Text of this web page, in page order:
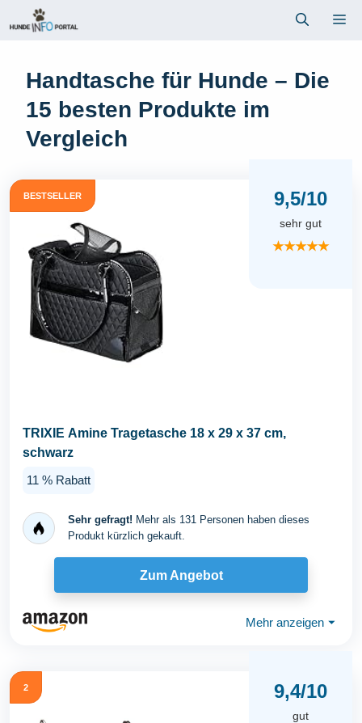
Inhalt
Handtasche für Hunde – Die
15 besten Produkte im
Vergleich
BESTSELLER 9,5/10
sehr gut
★★★★★
TRIXIE Amine Tragetasche 18 x 29 x 37 cm,
schwarz
11 % Rabatt
Sehr gefragt! Mehr als 131 Personen haben dieses
Produkt kürzlich gekauft.
Zum Angebot
Mehr anzeigen ⏷
2 9,4/10
gut